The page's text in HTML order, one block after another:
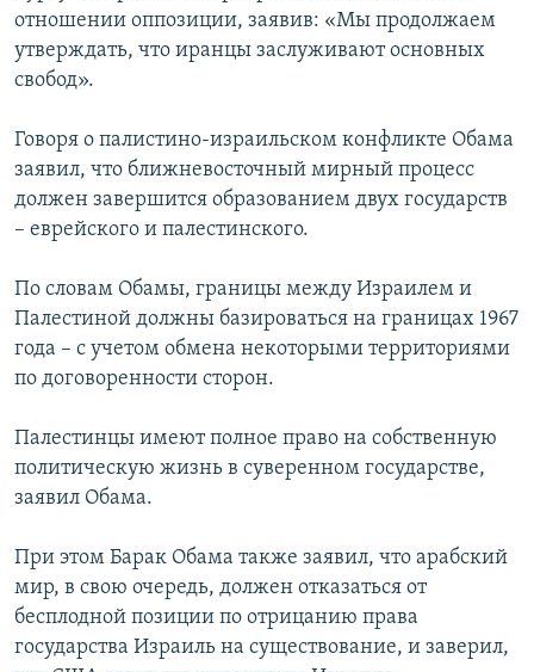
отношении оппозиции, заявив: «Мы продолжаем
утверждать, что иранцы заслуживают основных
свобод».
Говоря о палистино-израильском конфликте Обама
заявил, что ближневосточный мирный процесс
должен завершится образованием двух государств
– еврейского и палестинского.
По словам Обамы, границы между Израилем и
Палестиной должны базироваться на границах 1967
года – с учетом обмена некоторыми территориями
по договоренности сторон.
Палестинцы имеют полное право на собственную
политическую жизнь в суверенном государстве,
заявил Обама.
При этом Барак Обама также заявил, что арабский
мир, в свою очередь, должен отказаться от
бесплодной позиции по отрицанию права
государства Израиль на существование, и заверил,